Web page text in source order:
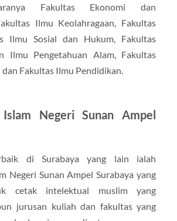
Fakultas Ekonomi dan
Ilmu Keolahragaan, Fakultas
Ilmu Sosial dan Hukum, Fakultas
Ilmu Pengetahuan Alam, Fakultas
dan Fakultas Ilmu Pendidikan.
Negeri Sunan Ampel
di Surabaya yang lain ialah
Negeri Sunan Ampel Surabaya yang
cetak intelektual muslim yang
jurusan kuliah dan fakultas yang